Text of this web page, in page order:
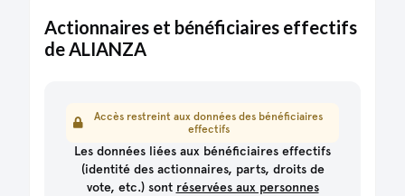
Actionnaires et bénéficiaires effectifs
de ALIANZA
Accès restreint aux données des bénéficiaires
effectifs
Les données liées aux bénéficiaires effectifs
(identité des actionnaires, parts, droits de
vote, etc.) sont réservées aux personnes